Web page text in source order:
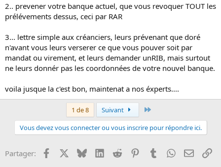
2.. prevener votre banque actuel, que vous revoquer TOUT les
prélévements dessus, ceci par RAR
3... lettre simple aux créanciers, leurs prévenant que doré
n'avant vous leurs verserer ce que vous pouver soit par
mandat ou virement, et leurs demander unRIB, mais surtout
ne leurs donnér pas les coordonnées de votre nouvel banque.
voila jusque la c'est bon, maintenat a nos éxperts....
1 de 8 Suivant
Vous devez vous connecter ou vous inscrire pour répondre ici.
Partager: Facebook BlueskyLinkedInReddit PinterestTumblrWhatsApp
Email